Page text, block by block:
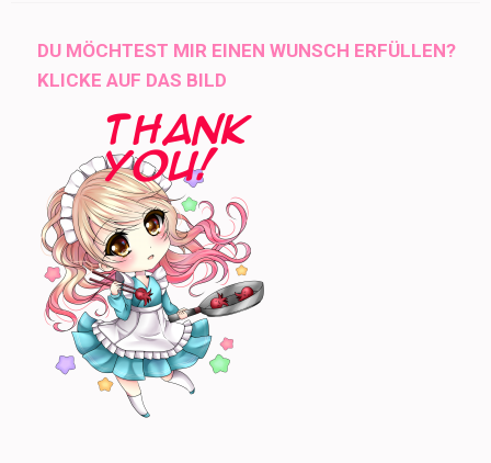
DU MÖCHTEST MIR EINEN WUNSCH ERFÜLLEN?
KLICKE AUF DAS BILD